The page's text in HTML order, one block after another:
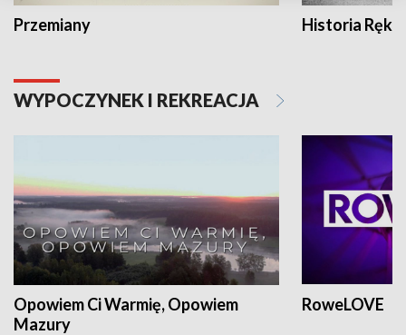
Przemiany Historia Ręką
WYPOCZYNEK I REKREACJA
Opowiem Ci Warmię, Opowiem
Mazury
RoweLOVE